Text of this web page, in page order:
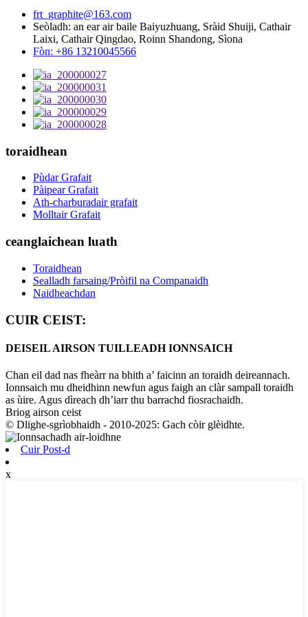
frt_graphite@163.com
Seòladh: an ear air baile Baiyuzhuang, Sràid Shuiji, Cathair
Laixi, Cathair Qingdao, Roinn Shandong, Sìona
Fòn: +86 13210045566
toraidhean
Pùdar Grafait
Pàipear Grafait
Ath-charburadair grafait
Molltair Grafait
ceanglaichean luath
Toraidhean
Sealladh farsaing/Pròifil na Companaidh
Naidheachdan
CUIR CEIST:
DEISEIL AIRSON TUILLEADH IONNSAICH
Chan eil dad nas fheàrr na bhith a’ faicinn an toraidh deireannach.
Ionnsaich mu dheidhinn newfun agus faigh an clàr sampall toraidh
as ùire. Agus dìreach dh’iarr thu barrachd fiosrachaidh.
Briog airson ceist
© Dlighe-sgrìobhaidh - 2010-2025: Gach còir glèidhte.
Cuir Post-d
x